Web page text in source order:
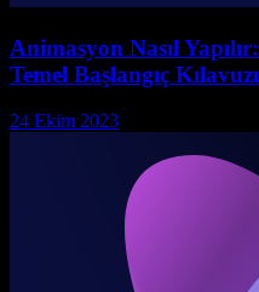
Animasyon Nasıl
Temel Başlangıç
24 Ekim 2023